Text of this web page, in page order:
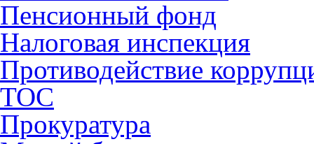
Пенсионный фонд
Налоговая инспекция
Противодействие
ТОС
Прокуратура